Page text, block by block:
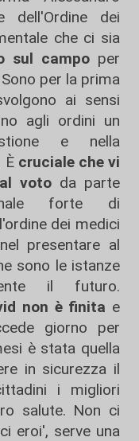
dell'Ordine dei
che ci sia
sul campo per
per la prima
ai sensi
agli ordini un
e nella
È cruciale che vi
voto da parte
forte di
dei medici
presentare al
sono le istanze
il futuro.
non è finita e
giorno per
è stata quella
in sicurezza il
i migliori
salute. Non ci
eroi', serve una